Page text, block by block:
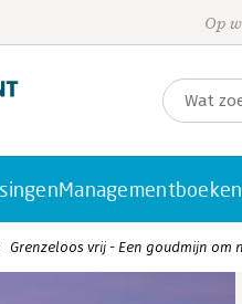
Op
Managementboeken
Grenzeloos vrij - Een goudmijn